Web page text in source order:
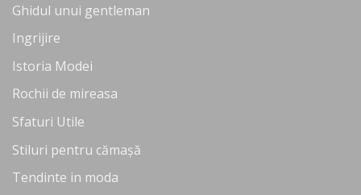
Ghidul unui gentleman
Ingrijire
Istoria Modei
Rochii de mireasa
Sfaturi Utile
Stiluri pentru cămașă
Tendinte in moda